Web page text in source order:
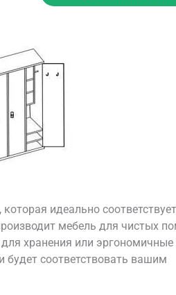
идеально
мебель для чистых
хранения или
соответствовать вашим